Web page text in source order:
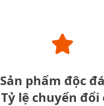
Sản phẩm độc
Tỷ lệ chuyển đổi